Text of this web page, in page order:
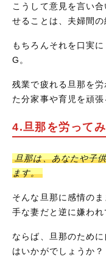
こうして意見を言い
せることは、夫婦間の
もちろんそれを口実
G。
残業で疲れる旦那を
た分家事や育児を頑張
4.旦那を労って
旦那は、あなたや子
ます。
そんな旦那に感情の
手な妻だと逆に嫌われ
ならば、旦那のため
はいかがでしょうか？